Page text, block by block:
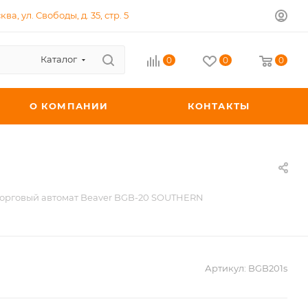
ул. Свободы, д. 35, стр. 5
Каталог 0 0 0
О КОМПАНИИ КОНТАКТЫ
автомат Beaver BGB-20 SOUTHERN
Артикул: BGB201s